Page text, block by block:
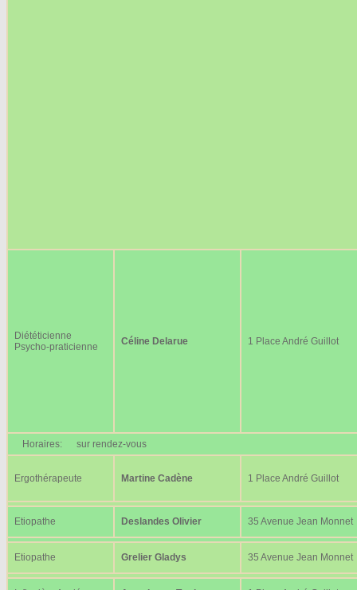
Diététicienne
Psycho-praticienne
Céline Delarue 1 Place André Guillot
Horaires: sur rendez-vous
Ergothérapeute Martine Cadène 1 Place André Guillot
Etiopathe Deslandes Olivier 35 Avenue Jean Monnet
Etiopathe Grelier Gladys 35 Avenue Jean Monnet